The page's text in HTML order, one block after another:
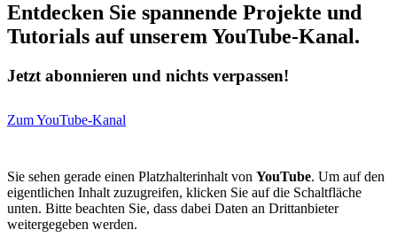
Entdecken Sie spannende Projekte und
Tutorials auf unserem YouTube-Kanal.
Jetzt abonnieren und nichts verpassen!
Zum YouTube-Kanal
Sie sehen gerade einen Platzhalterinhalt von YouTube. Um auf den
eigentlichen Inhalt zuzugreifen, klicken Sie auf die Schaltfläche
unten. Bitte beachten Sie, dass dabei Daten an Drittanbieter
weitergegeben werden.